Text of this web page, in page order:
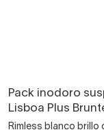
Pack inodoro
Lisboa Plus
Rimless blanco